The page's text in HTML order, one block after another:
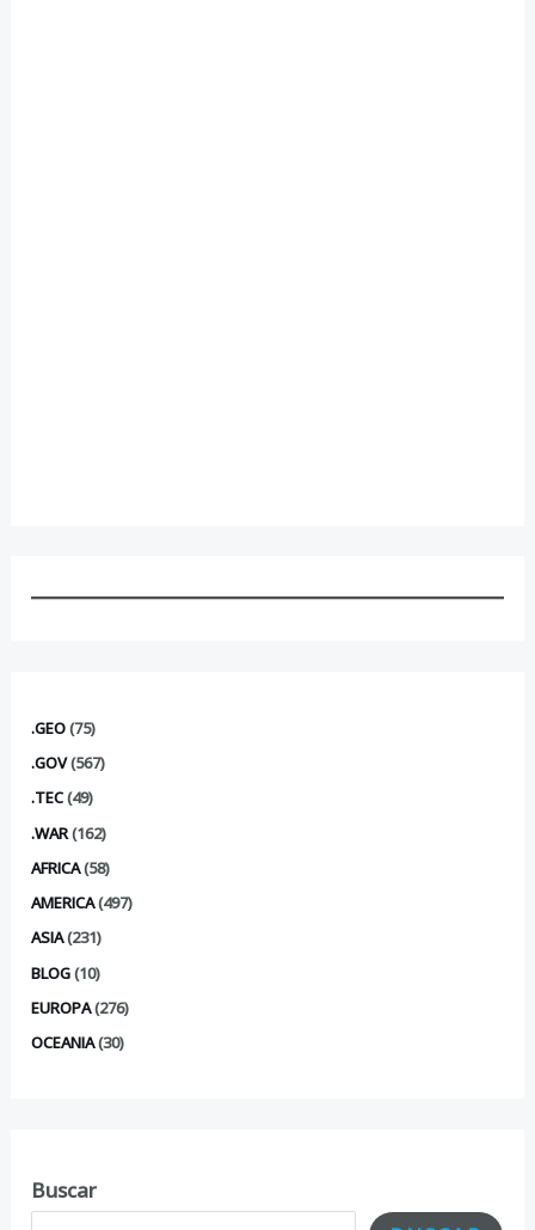
.GEO(75)
.GOV(567)
.TEC(49)
.WAR(162)
AFRICA(58)
AMERICA(497)
ASIA(231)
BLOG(10)
EUROPA(276)
OCEANIA(30)
Buscar